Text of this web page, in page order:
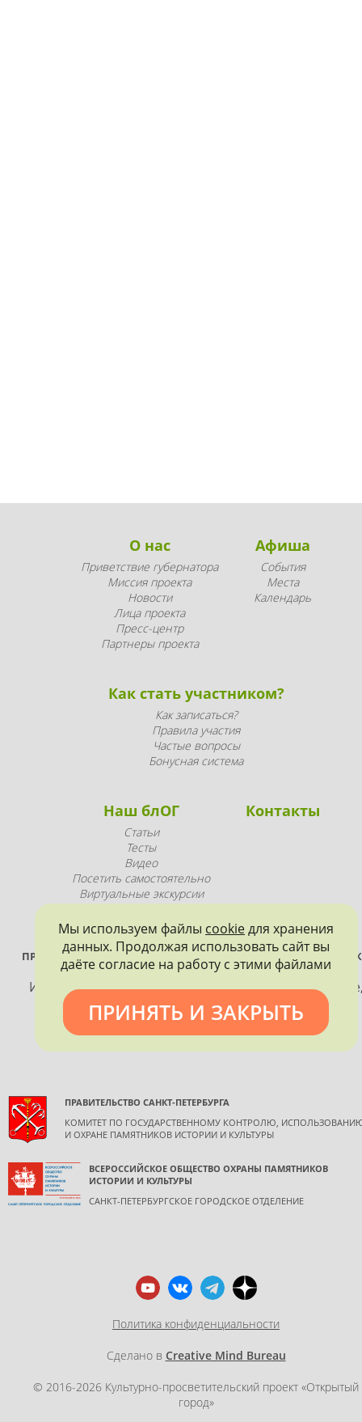
О нас
Приветствие губернатора
Миссия проекта
Новости
Лица проекта
Пресс-центр
Партнеры проекта
Афиша
События
Места
Календарь
Как стать участником?
Как записаться?
Правила участия
Частые вопросы
Бонусная система
Наш блОГ
Статьи
Тесты
Видео
Посетить самостоятельно
Виртуальные экскурсии
Промопродукция
Контакты
ПРОЕКТ РЕАЛИЗУЕТСЯ ПРИ ПОДДЕРЖКЕ ПРАВИТЕЛЬСТВА
ПЕТЕРБУРГА
Использование материалов, размещенных на
допускается только с согласия правообладателя и
обязательной ссылкой на источник информации.
ПРАВИТЕЛЬСТВО САНКТ-ПЕТЕРБУРГА
КОМИТЕТ ПО ГОСУДАРСТВЕННОМУ КОНТРОЛЮ,
И ОХРАНЕ ПАМЯТНИКОВ ИСТОРИИ И КУЛЬТУРЫ
ВСЕРОССИЙСКОЕ ОБЩЕСТВО ОХРАНЫ ПАМЯТНИКОВ
ИСТОРИИ И КУЛЬТУРЫ
САНКТ-ПЕТЕРБУРГСКОЕ ГОРОДСКОЕ ОТДЕЛЕНИЕ
Политика конфиденциальности
Сделано в Creative Mind Bureau
© 2016-2026 Культурно-просветительский проект «Открытый
город»
Мы используем файлы cookieдля хранения
данных. Продолжая использовать сайт вы
даёте согласие на работу с этими файлами
ПРИНЯТЬ И ЗАКРЫТЬ